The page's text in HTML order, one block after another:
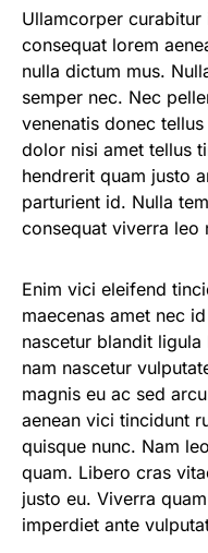
Ullamcorper
consequat lorem
nulla dictum mus.
semper nec. Nec
venenatis donec
dolor nisi amet tellus
hendrerit quam justo
parturient id. Nulla
consequat viverra leo
Enim vici eleifend
maecenas amet nec
nascetur blandit
nam nascetur
magnis eu ac sed
aenean vici tincidunt
quisque nunc. Nam
quam. Libero cras
justo eu. Viverra
imperdiet ante